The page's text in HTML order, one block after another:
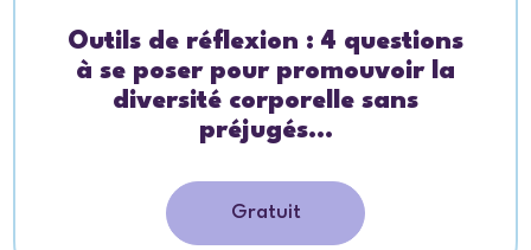
Outils de réflexion : 4 questions
à se poser pour promouvoir la
diversité corporelle sans
préjugés...
Gratuit